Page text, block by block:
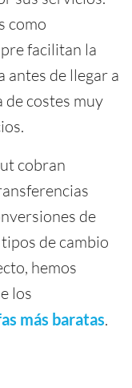
como
facilitan la
antes de llegar a
de costes muy
cobran
de
de cambio
hemos
los
más baratas.